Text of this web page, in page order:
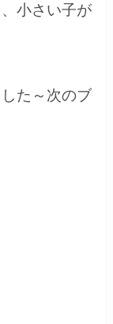
小さい子が
た～次のブ